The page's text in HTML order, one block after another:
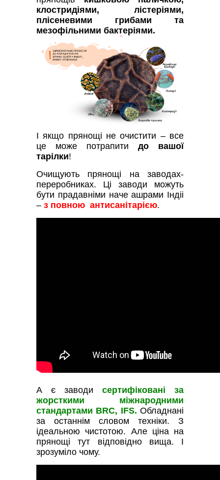
клостридіями, лістеріями,
плісеневими грибами та
мезофільними бактеріями.
І якщо прянощі не очистити – все
це може потрапити до вашої
тарілки!
Очищують прянощі на заводах-
переробниках. Ці заводи можуть
бути прадавніми наче ашрами Індіі
– з повною антисанітарією.
А є заводи сертифіковані за
жорсткими міжнародними
стандартами BRC, IFS. Обладнані
за останнім словом техніки. З
ідеальною чистотою. Але ціна на
прянощі тут відповідно вища. І
зрозуміло чому.